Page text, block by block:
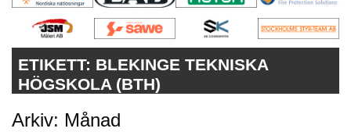
VÅRA ANDRA MAGASIN
ANNONSERA
ETIKETT: BLEKINGE TEKNISKA
HÖGSKOLA (BTH)
Arkiv: Månad